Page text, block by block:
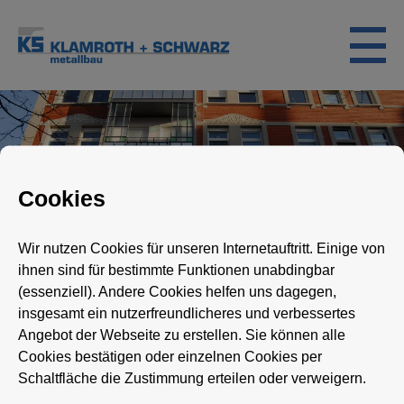
content
Bal­kon­bau
Ihr Ansprechpartner
für hochwertigen Stahlbau und
mehr
Cookies
Wir nutzen Cookies für unseren Internetauftritt. Einige von
ihnen sind für bestimmte Funktionen unabdingbar
(essenziell). Andere Cookies helfen uns dagegen,
insgesamt ein nutzerfreundlicheres und verbessertes
Angebot der Webseite zu erstellen. Sie können alle
Cookies bestätigen oder einzelnen Cookies per
Schaltfläche die Zustimmung erteilen oder verweigern.